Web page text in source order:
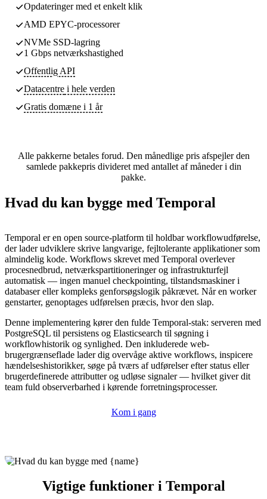
Opdateringer med et enkelt klik
AMD EPYC-processorer
NVMe SSD-lagring
1 Gbps netværkshastighed
Offentlig API
Datacentre i hele verden
Gratis domæne i 1 år
Alle pakkerne betales forud. Den månedlige pris afspejler den
samlede pakkepris divideret med antallet af måneder i din
pakke.
Hvad du kan bygge med Temporal
Temporal er en open source-platform til holdbar workflowudførelse,
der lader udviklere skrive langvarige, fejltolerante applikationer som
almindelig kode. Workflows skrevet med Temporal overlever
procesnedbrud, netværkspartitioneringer og infrastrukturfejl
automatisk — ingen manuel checkpointing, tilstandsmaskiner i
databaser eller kompleks genforsøgslogik påkrævet. Når en worker
genstarter, genoptages udførelsen præcis, hvor den slap.
Denne implementering kører den fulde Temporal-stak: serveren med
PostgreSQL til persistens og Elasticsearch til søgning i
workflowhistorik og synlighed. Den inkluderede web-
brugergrænseflade lader dig overvåge aktive workflows, inspicere
hændelseshistorikker, søge på tværs af udførelser efter status eller
brugerdefinerede attributter og udløse signaler — hvilket giver dit
team fuld observerbarhed i kørende forretningsprocesser.
Kom i gang
Vigtige funktioner i Temporal